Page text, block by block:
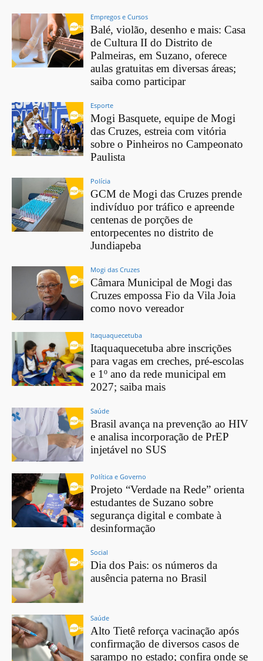
Empregos e Cursos
Balé, violão, desenho e mais: Casa
de Cultura II do Distrito de
Palmeiras, em Suzano, oferece
aulas gratuitas em diversas áreas;
saiba como participar
Esporte
Mogi Basquete, equipe de Mogi
das Cruzes, estreia com vitória
sobre o Pinheiros no Campeonato
Paulista
Polícia
GCM de Mogi das Cruzes prende
indivíduo por tráfico e apreende
centenas de porções de
entorpecentes no distrito de
Jundiapeba
Mogi das Cruzes
Câmara Municipal de Mogi das
Cruzes empossa Fio da Vila Joia
como novo vereador
Itaquaquecetuba
Itaquaquecetuba abre inscrições
para vagas em creches, pré-escolas
e 1º ano da rede municipal em
2027; saiba mais
Saúde
Brasil avança na prevenção ao HIV
e analisa incorporação de PrEP
injetável no SUS
Política e Governo
Projeto “Verdade na Rede” orienta
estudantes de Suzano sobre
segurança digital e combate à
desinformação
Social
Dia dos Pais: os números da
ausência paterna no Brasil
Saúde
Alto Tietê reforça vacinação após
confirmação de diversos casos de
sarampo no estado; confira onde se